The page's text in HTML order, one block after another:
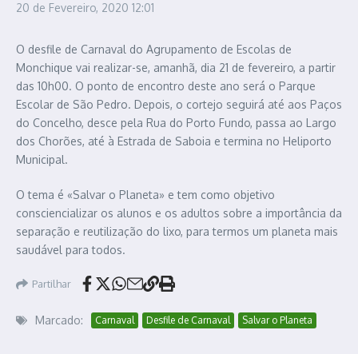
20 de Fevereiro, 2020 12:01
O desfile de Carnaval do Agrupamento de Escolas de
Monchique vai realizar-se, amanhã, dia 21 de fevereiro, a partir
das 10h00. O ponto de encontro deste ano será o Parque
Escolar de São Pedro. Depois, o cortejo seguirá até aos Paços
do Concelho, desce pela Rua do Porto Fundo, passa ao Largo
dos Chorões, até à Estrada de Saboia e termina no Heliporto
Municipal.
O tema é «Salvar o Planeta» e tem como objetivo
consciencializar os alunos e os adultos sobre a importância da
separação e reutilização do lixo, para termos um planeta mais
saudável para todos.
Partilhar
Marcado: Carnaval Desfile de Carnaval Salvar o Planeta